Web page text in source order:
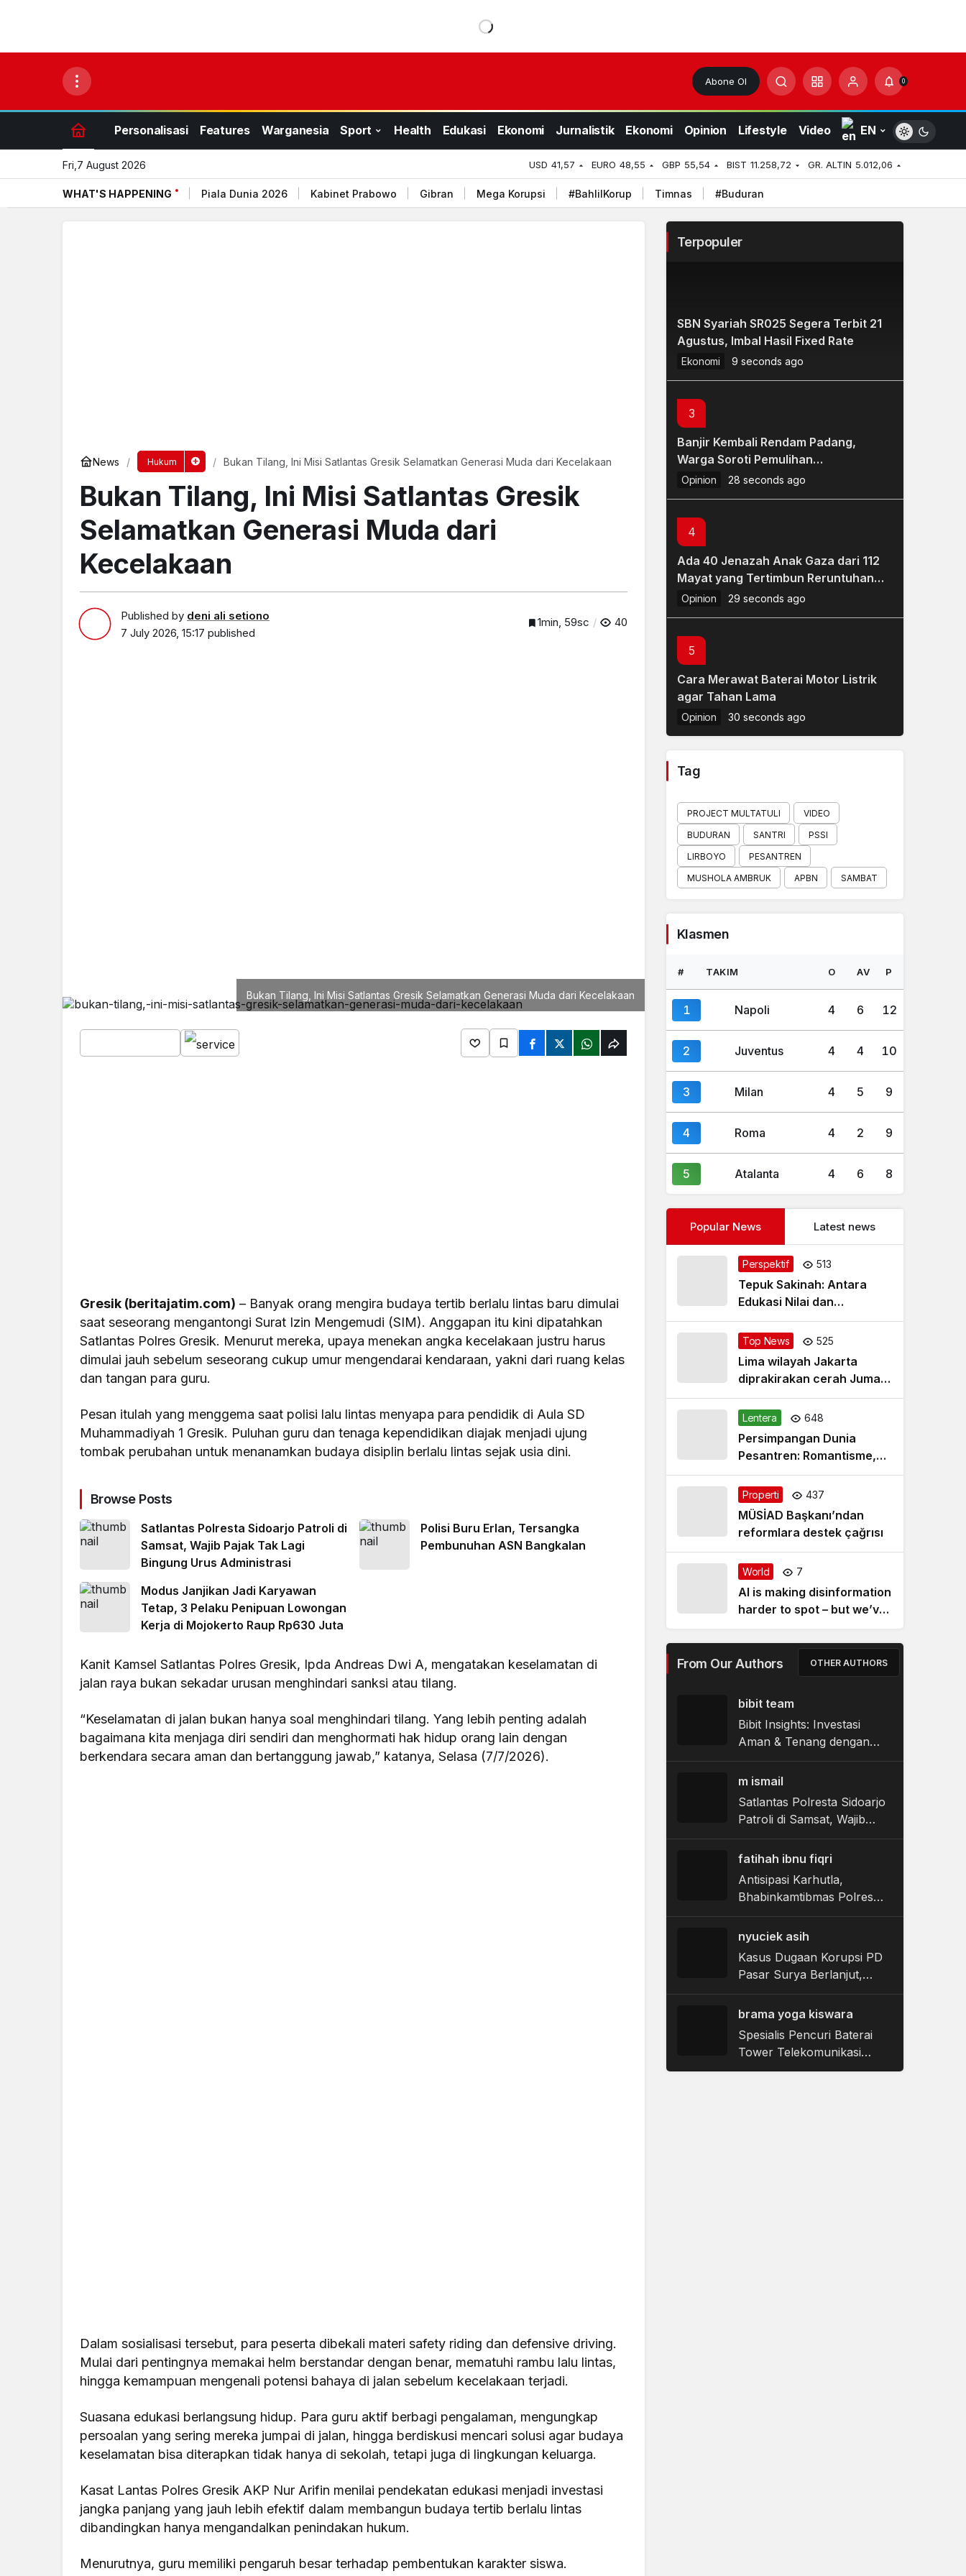
Abone Ol 0
Personalisasi Features Warganesia Sport Health Edukasi Ekonomi Jurnalistik Ekonomi Opinion Lifestyle Video EN
Fri,7 August 2026 USD 41,57 EURO 48,55 GBP 55,54 BIST 11.258,72 GR. ALTIN 5.012,06
WHAT'S HAPPENING Piala Dunia 2026 Kabinet Prabowo Gibran Mega Korupsi #BahlilKorup Timnas #Buduran
News Hukum Bukan Tilang, Ini Misi Satlantas Gresik Selamatkan Generasi Muda dari Kecelakaan
Bukan Tilang, Ini Misi Satlantas Gresik
Selamatkan Generasi Muda dari
Kecelakaan
Published by deni ali setiono
7 July 2026, 15:17 published
1min, 59sc 40
Bukan Tilang, Ini Misi Satlantas Gresik Selamatkan Generasi Muda dari Kecelakaan
Gresik (beritajatim.com) – Banyak orang mengira budaya tertib berlalu lintas baru dimulai
saat seseorang mengantongi Surat Izin Mengemudi (SIM). Anggapan itu kini dipatahkan
Satlantas Polres Gresik. Menurut mereka, upaya menekan angka kecelakaan justru harus
dimulai jauh sebelum seseorang cukup umur mengendarai kendaraan, yakni dari ruang kelas
dan tangan para guru.
Pesan itulah yang menggema saat polisi lalu lintas menyapa para pendidik di Aula SD
Muhammadiyah 1 Gresik. Puluhan guru dan tenaga kependidikan diajak menjadi ujung
tombak perubahan untuk menanamkan budaya disiplin berlalu lintas sejak usia dini.
Browse Posts
Satlantas Polresta Sidoarjo Patroli di
Samsat, Wajib Pajak Tak Lagi
Bingung Urus Administrasi
Polisi Buru Erlan, Tersangka
Pembunuhan ASN Bangkalan
Modus Janjikan Jadi Karyawan
Tetap, 3 Pelaku Penipuan Lowongan
Kerja di Mojokerto Raup Rp630 Juta
Kanit Kamsel Satlantas Polres Gresik, Ipda Andreas Dwi A, mengatakan keselamatan di
jalan raya bukan sekadar urusan menghindari sanksi atau tilang.
“Keselamatan di jalan bukan hanya soal menghindari tilang. Yang lebih penting adalah
bagaimana kita menjaga diri sendiri dan menghormati hak hidup orang lain dengan
berkendara secara aman dan bertanggung jawab,” katanya, Selasa (7/7/2026).
Dalam sosialisasi tersebut, para peserta dibekali materi safety riding dan defensive driving.
Mulai dari pentingnya memakai helm berstandar dengan benar, mematuhi rambu lalu lintas,
hingga kemampuan mengenali potensi bahaya di jalan sebelum kecelakaan terjadi.
Suasana edukasi berlangsung hidup. Para guru aktif berbagi pengalaman, mengungkap
persoalan yang sering mereka jumpai di jalan, hingga berdiskusi mencari solusi agar budaya
keselamatan bisa diterapkan tidak hanya di sekolah, tetapi juga di lingkungan keluarga.
Kasat Lantas Polres Gresik AKP Nur Arifin menilai pendekatan edukasi menjadi investasi
jangka panjang yang jauh lebih efektif dalam membangun budaya tertib berlalu lintas
dibandingkan hanya mengandalkan penindakan hukum.
Menurutnya, guru memiliki pengaruh besar terhadap pembentukan karakter siswa.
Terpopuler
SBN Syariah SR025 Segera Terbit 21
Agustus, Imbal Hasil Fixed Rate
Ekonomi 9 seconds ago
Bibit Insights: Investasi Aman &
Tenang dengan Return di Atas
Deposito
Jurnalistik 10 seconds ago
3
Banjir Kembali Rendam Padang,
Warga Soroti Pemulihan
Pascabencana yang Belum Tuntas
Opinion 28 seconds ago
4
Ada 40 Jenazah Anak Gaza dari 112
Mayat yang Tertimbun Reruntuhan
Sejak 2023
Opinion 29 seconds ago
5
Cara Merawat Baterai Motor Listrik
agar Tahan Lama
Opinion 30 seconds ago
Tag
PROJECT MULTATULI
VIDEO
BUDURAN
SANTRI
PSSI
LIRBOYO
PESANTREN
MUSHOLA AMBRUK
APBN SAMBAT
Klasmen
# TAKIM O AV P
1 Napoli 4 6 12
2 Juventus 4 4 10
3 Milan 4 5 9
4 Roma 4 2 9
5 Atalanta 4 6 8
Popular News Latest news
Perspektif 513
Tepuk Sakinah: Antara
Edukasi Nilai dan
Simplifikasi Masalah
Top News 525
Lima wilayah Jakarta
diprakirakan cerah Jumat
pagi
Lentera 648
Persimpangan Dunia
Pesantren: Romantisme,
Realitas dan Harapan Baru
Properti 437
MÜSİAD Başkanı’ndan
reformlara destek çağrısı
World 7
AI is making disinformation
harder to spot – but we’ve
it
From Our Authors OTHER AUTHORS
bibit team
Bibit Insights: Investasi
Aman & Tenang dengan
Return di Atas Deposito
m ismail
Satlantas Polresta Sidoarjo
Patroli di Samsat, Wajib
Pajak Tak Lagi Bingung
Urus Administrasi
fatihah ibnu fiqri
Antisipasi Karhutla,
Bhabinkamtibmas Polres
Magetan Digembleng BPBD
Kuasai Teknik Penanganan
nyuciek asih
Kasus Dugaan Korupsi PD
Pasar Surya Berlanjut,
Kejari Tanjung Perak
Periksa 35 Saksi
brama yoga kiswara
Spesialis Pencuri Baterai
Tower Telekomunikasi
Dibekuk, Polres Malang